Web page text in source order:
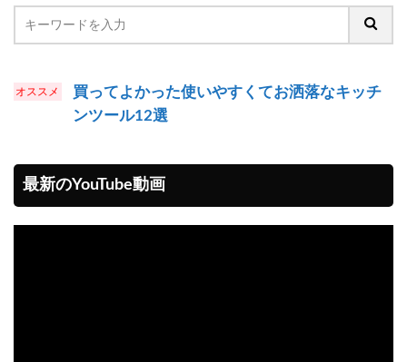
買ってよかった使いやすくてお洒落なキッチ
ンツール12選
最新のYouTube動画